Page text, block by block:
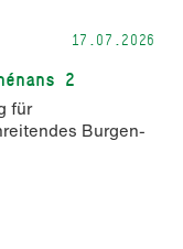
17.07.2026
2
für
Burgen-